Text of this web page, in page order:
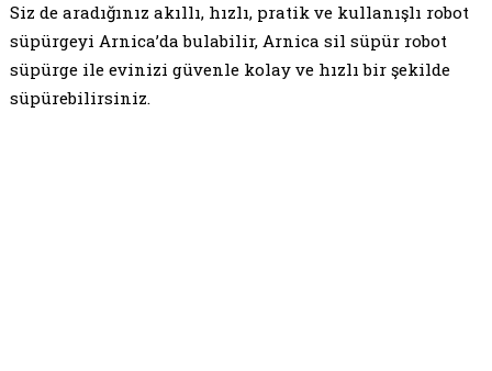
Siz de aradığınız akıllı, hızlı, pratik ve kullanışlı robot
süpürgeyi Arnica’da bulabilir, Arnica sil süpür robot
süpürge ile evinizi güvenle kolay ve hızlı bir şekilde
süpürebilirsiniz.